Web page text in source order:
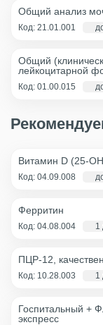
Общий анализ
Код: 21.01.001
Общий
лейкоцитарной
Код: 01.00.015
Витамин D (25-
Код: 04.09.008
Ферритин
Код: 04.08.004 1
ПЦР-12,
Код: 10.28.003 1
Госпитальный +
экспресс